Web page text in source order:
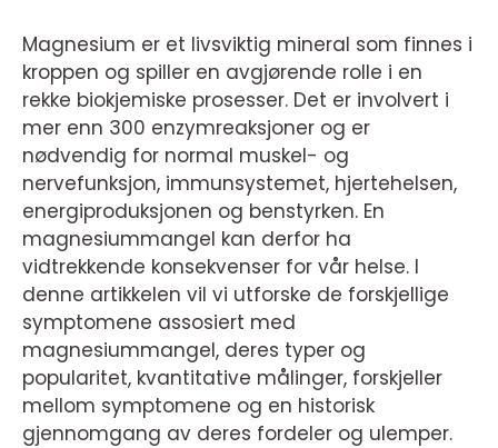
Magnesium er et livsviktig mineral som finnes i
kroppen og spiller en avgjørende rolle i en
rekke biokjemiske prosesser. Det er involvert i
mer enn 300 enzymreaksjoner og er
nødvendig for normal muskel- og
nervefunksjon, immunsystemet, hjertehelsen,
energiproduksjonen og benstyrken. En
magnesiummangel kan derfor ha
vidtrekkende konsekvenser for vår helse. I
denne artikkelen vil vi utforske de forskjellige
symptomene assosiert med
magnesiummangel, deres typer og
popularitet, kvantitative målinger, forskjeller
mellom symptomene og en historisk
gjennomgang av deres fordeler og ulemper.